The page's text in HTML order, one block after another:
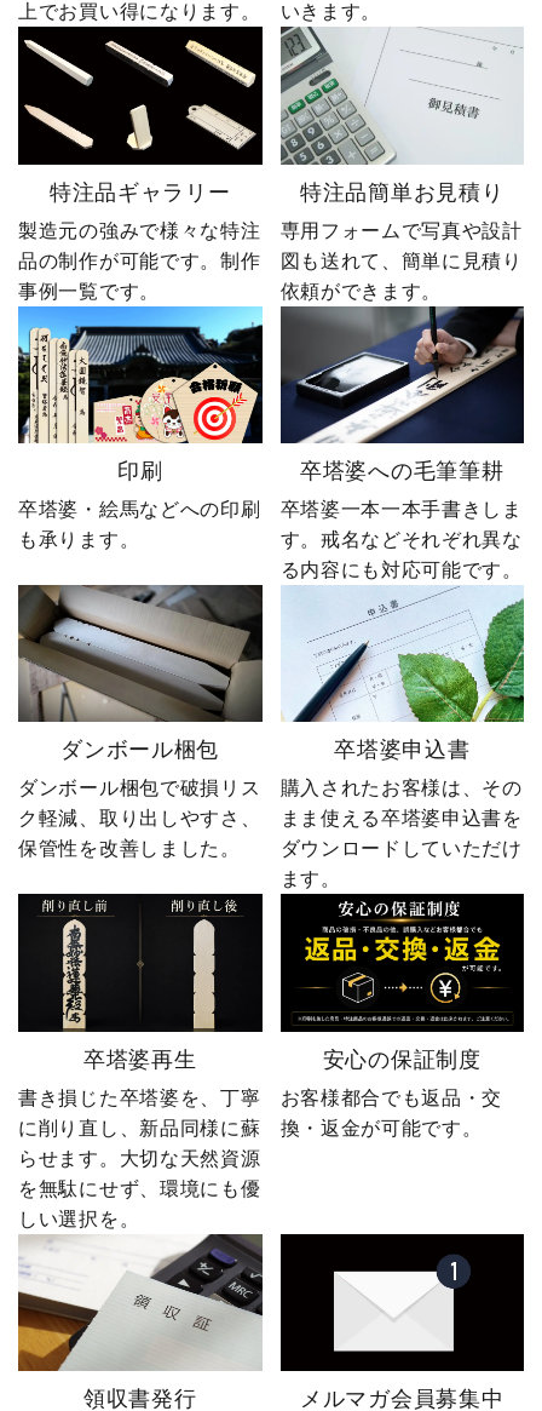
上でお買い得になります。
いきます。
特注品ギャラリー
製造元の強みで様々な特注
品の制作が可能です。制作
事例一覧です。
特注品簡単お見積り
専用フォームで写真や設計
図も送れて、簡単に見積り
依頼ができます。
印刷
卒塔婆・絵馬などへの印刷
も承ります。
卒塔婆への毛筆筆耕
卒塔婆一本一本手書きしま
す。戒名などそれぞれ異な
る内容にも対応可能です。
ダンボール梱包
ダンボール梱包で破損リス
ク軽減、取り出しやすさ、
保管性を改善しました。
卒塔婆申込書
購入されたお客様は、その
まま使える卒塔婆申込書を
ダウンロードしていただけ
ます。
卒塔婆再生
書き損じた卒塔婆を、丁寧
に削り直し、新品同様に蘇
らせます。大切な天然資源
を無駄にせず、環境にも優
しい選択を。
安心の保証制度
お客様都合でも返品・交
換・返金が可能です。
領収書発行 メルマガ会員募集中